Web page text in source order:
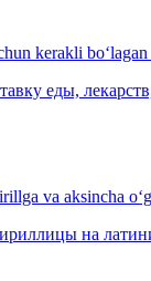
kerakli
еды,
va aksincha
на